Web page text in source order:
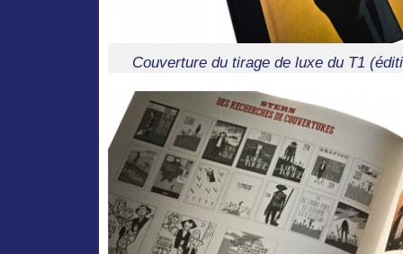
Couverture du tirage de luxe du T1